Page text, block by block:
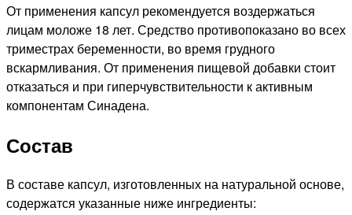
От применения капсул рекомендуется воздержаться
лицам моложе 18 лет. Средство противопоказано во всех
триместрах беременности, во время грудного
вскармливания. От применения пищевой добавки стоит
отказаться и при гиперчувствительности к активным
компонентам Синадена.
Состав
В составе капсул, изготовленных на натуральной основе,
содержатся указанные ниже ингредиенты: